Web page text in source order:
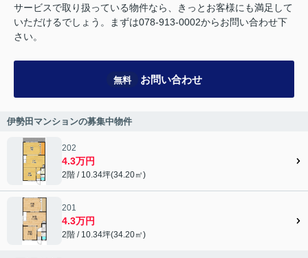
サービスで取り扱っている物件なら、きっとお客様にも満足して
いただけるでしょう。まずは078-913-0002からお問い合わせ下
さい。
無料 お問い合わせ
伊勢田マンションの募集中物件
202
4.3万円
2階 / 10.34坪(34.20㎡)
201
4.3万円
2階 / 10.34坪(34.20㎡)